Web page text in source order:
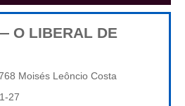
O LIBERAL DE
Moisés Leôncio Costa
27